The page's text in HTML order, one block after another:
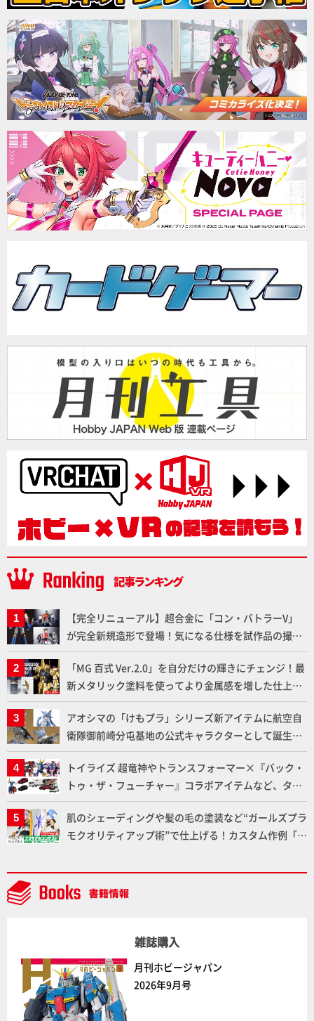
【完全リニューアル】超合金に「コン・バトラーV」
が完全新規造形で登場！気になる仕様を試作品の撮り
下ろしでご紹介!!さらに「大鉄人17」＆「ワンエイ
ト」セット情報もお届け！【超合金の魂】
「MG 百式 Ver.2.0」を自分だけの輝きにチェンジ！最
新メタリック塗料を使ってより金属感を増した仕上が
りに!!【試し読み】
アオシマの「けもプラ」シリーズ新アイテムに航空自
衛隊御前崎分屯基地の公式キャラクターとして誕生し
た「おまねこ」が着任！けもプラ公式サイト限定版と
通常版の2ラインで発売！
トイライズ 超竜神やトランスフォーマー×『バック・
トゥ・ザ・フューチャー』コラボアイテムなど、タカ
ラトミーの注目アイテムをチェック!!【タカラトミー
NEWITEM】
肌のシェーディングや髪の毛の塗装など“ガールズプラ
モクオリティアップ術”で仕上げる！カスタム作例「白
デルコンテスト」～8月17日（月）11:59まで応募受付
中】
雑誌購入
月刊ホビージャパン
2026年9月号